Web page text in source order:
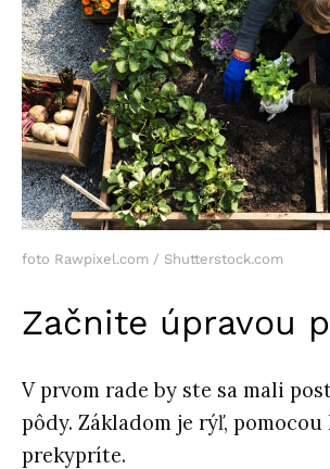
foto Rawpixel.com / Shutterstock.com
Začnite úpravou
V prvom rade by ste sa mali
pôdy. Základom je rýľ,
prekypríte.